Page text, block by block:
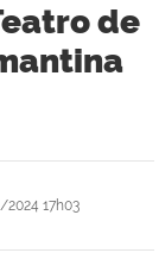
de
17h03